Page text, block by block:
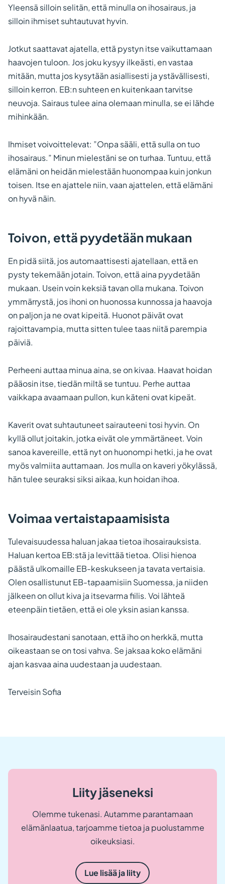
Yleensä silloin selitän, että minulla on ihosairaus, ja
silloin ihmiset suhtautuvat hyvin.
Jotkut saattavat ajatella, että pystyn itse vaikuttamaan
haavojen tuloon. Jos joku kysyy ilkeästi, en vastaa
mitään, mutta jos kysytään asiallisesti ja ystävällisesti,
silloin kerron. EB:n suhteen en kuitenkaan tarvitse
neuvoja. Sairaus tulee aina olemaan minulla, se ei lähde
mihinkään.
Ihmiset voivoittelevat: ”Onpa sääli, että sulla on tuo
ihosairaus.” Minun mielestäni se on turhaa. Tuntuu, että
elämäni on heidän mielestään huonompaa kuin jonkun
toisen. Itse en ajattele niin, vaan ajattelen, että elämäni
on hyvä näin.
Toivon, että pyydetään mukaan
En pidä siitä, jos automaattisesti ajatellaan, että en
pysty tekemään jotain. Toivon, että aina pyydetään
mukaan. Usein voin keksiä tavan olla mukana. Toivon
ymmärrystä, jos ihoni on huonossa kunnossa ja haavoja
on paljon ja ne ovat kipeitä. Huonot päivät ovat
rajoittavampia, mutta sitten tulee taas niitä parempia
päiviä.
Perheeni auttaa minua aina, se on kivaa. Haavat hoidan
pääosin itse, tiedän miltä se tuntuu. Perhe auttaa
vaikkapa avaamaan pullon, kun käteni ovat kipeät.
Kaverit ovat suhtautuneet sairauteeni tosi hyvin. On
kyllä ollut joitakin, jotka eivät ole ymmärtäneet. Voin
sanoa kavereille, että nyt on huonompi hetki, ja he ovat
myös valmiita auttamaan. Jos mulla on kaveri yökylässä,
hän tulee seuraksi siksi aikaa, kun hoidan ihoa.
Voimaa vertaistapaamisista
Tulevaisuudessa haluan jakaa tietoa ihosairauksista.
Haluan kertoa EB:stä ja levittää tietoa. Olisi hienoa
päästä ulkomaille EB-keskukseen ja tavata vertaisia.
Olen osallistunut EB-tapaamisiin Suomessa, ja niiden
jälkeen on ollut kiva ja itsevarma fiilis. Voi lähteä
eteenpäin tietäen, että ei ole yksin asian kanssa.
Ihosairaudestani sanotaan, että iho on herkkä, mutta
oikeastaan se on tosi vahva. Se jaksaa koko elämäni
ajan kasvaa aina uudestaan ja uudestaan.
Terveisin Sofia
Liity jäseneksi
Olemme tukenasi. Autamme parantamaan
elämänlaatua, tarjoamme tietoa ja puolustamme
oikeuksiasi.
Lue lisää ja liity